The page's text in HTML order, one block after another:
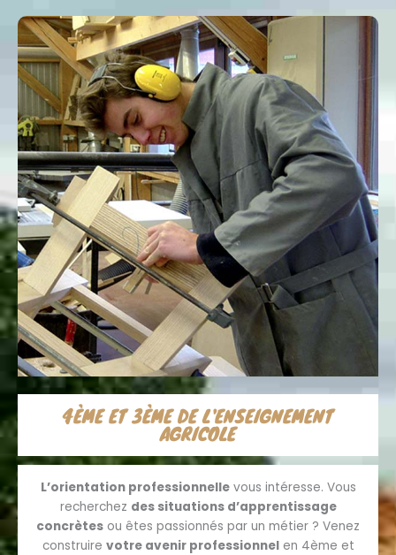
4ÈME ET 3ÈME DE L'ENSEIGNEMENT
AGRICOLE
L’orientation professionnellevous intéresse. Vous
recherchez des situations d’apprentissage
concrètes ou êtes passionnés par un métier ? Venez
construire votre avenir professionnelen 4ème et